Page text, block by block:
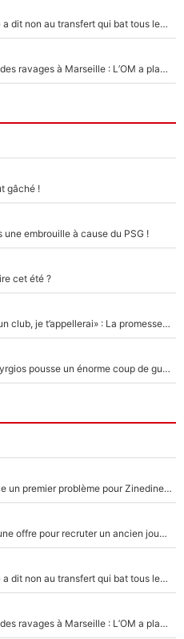
140M€ pour Yan Diomandé : Le PSG a dit non au transfert qui bat tous les records sur le mercato
La crise financière continue de faire des ravages à Marseille : L’OM a placé 12 joueurs sur le marché des transferts… et ça pourrait lui rapporter près de 100M€ !
gâché !
embrouille à cause du PSG !
cet été ?
Mercato - OM - «Dès que je prends un club, je t’appellerai» : La promesse de Marcelino au moment de claquer la porte
Victime de racisme contre Murray, Kyrgios pousse un énorme coup de gueule !
Michael Olise : Pierre Ménès annonce un premier problème pour Zinedine Zidane en équipe de France
«C’est un très bon choix» : L'OM fait une offre pour recruter un ancien joueur du PSG... et c'est validé dans l'After Foot !
140M€ pour Yan Diomandé : Le PSG a dit non au transfert qui bat tous les records sur le mercato
La crise financière continue de faire des ravages à Marseille : L’OM a placé 12 joueurs sur le marché des transferts… et ça pourrait lui rapporter près de 100M€ !